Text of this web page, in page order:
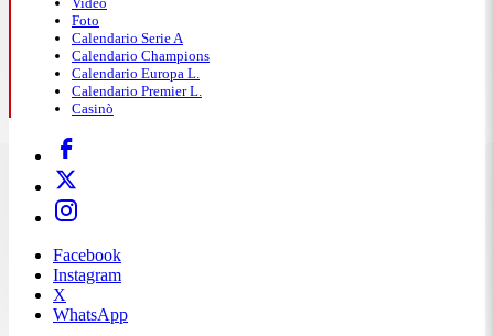
Foto
Calendario Serie A
Calendario Champions
Calendario Europa L.
Calendario Premier L.
Casinò
Facebook
Instagram
X
WhatsApp